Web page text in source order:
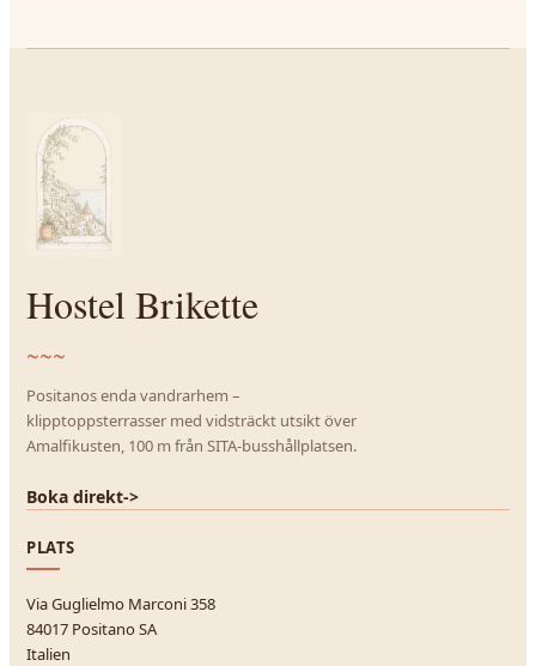
Hostel Brikette
~~~
Positanos enda vandrarhem –
klipptoppsterrasser med vidsträckt utsikt över
Amalfikusten, 100 m från SITA-busshållplatsen.
Boka direkt->
PLATS
Via Guglielmo Marconi 358
84017 Positano SA
Italien